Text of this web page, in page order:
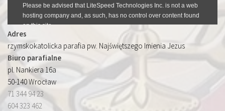
Adres
rzymskokatolicka parafia pw. Najświętszego Imienia Jezus
Biuro parafialne
pl. Nankiera 16a
50-140 Wrocław
71 344 94 23
604 323 462